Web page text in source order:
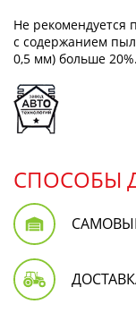
Не рекомендуется
с содержанием
0,5 мм) больше 20%.
СПОСОБЫ